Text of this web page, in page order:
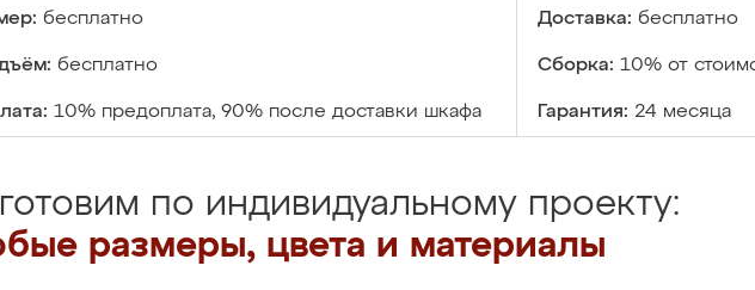
бесплатно Доставка: бесплатно
бесплатно Сборка: 10% от
10% предоплата, 90% после доставки шкафа Гарантия: 24 месяца
по индивидуальному проекту:
размеры, цвета и материалы